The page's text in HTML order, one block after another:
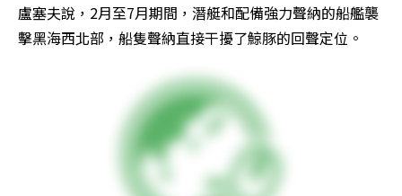
盧塞夫說，2月至7月期間，潛艇和配備強力聲納的船艦襲
擊黑海西北部，船隻聲納直接干擾了鯨豚的回聲定位。